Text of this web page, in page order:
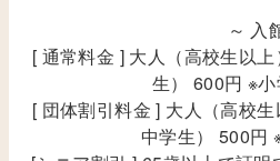
～ 入
[ 通常料金 ] 大人（高校生以
生） 600円 ※
[ 団体割引料金 ] 大人（高校
中学生） 500円